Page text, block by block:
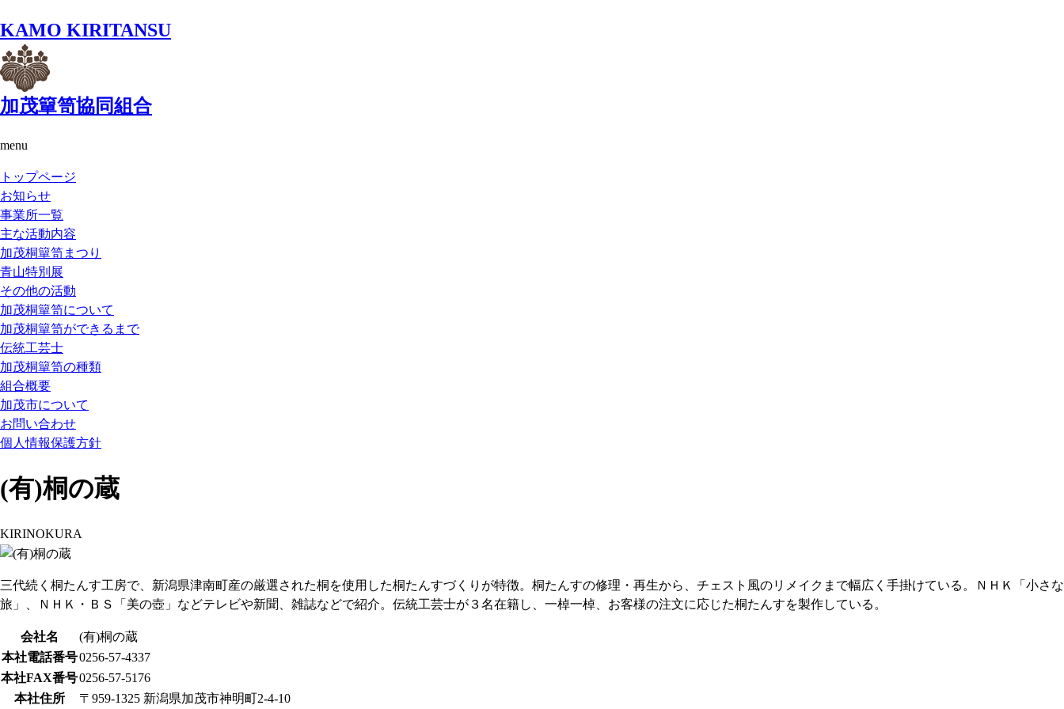
KAMO KIRITANSU
加茂簞笥協同組合
menu
トップページ
お知らせ
事業所一覧
主な活動内容
加茂桐簞笥まつり
青山特別展
その他の活動
加茂桐簞笥について
加茂桐簞笥ができるまで
伝統工芸士
加茂桐簞笥の種類
組合概要
加茂市について
お問い合わせ
個人情報保護方針
(有)桐の蔵
KIRINOKURA
三代続く桐たんす工房で、新潟県津南町産の厳選された桐を使用した桐たんすづくりが特徴。桐たんすの修理・再生から、チェスト風のリメイクまで幅広く手掛けている。ＮＨＫ「小さな
旅」、ＮＨＫ・ＢＳ「美の壺」などテレビや新聞、雑誌などで紹介。伝統工芸士が３名在籍し、一棹一棹、お客様の注文に応じた桐たんすを製作している。
会社名
(有)桐の蔵
本社電話番号0256-57-4337
本社FAX番号0256-57-5176
本社住所
〒959-1325 新潟県加茂市神明町2-4-10